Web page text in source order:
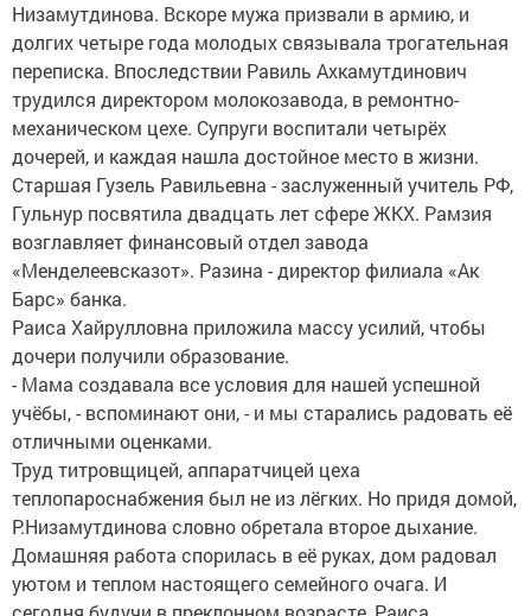
Низамутдинова. Вскоре мужа призвали в армию, и
долгих четыре года молодых связывала трогательная
переписка. Впоследствии Равиль Ахкамутдинович
трудился директором молокозавода, в ремонтно-
механическом цехе. Супруги воспитали четырёх
дочерей, и каждая нашла достойное место в жизни.
Старшая Гузель Равильевна - заслуженный учитель РФ,
Гульнур посвятила двадцать лет сфере ЖКХ. Рамзия
возглавляет финансовый отдел завода
«Менделеевсказот». Разина - директор филиала «Ак
Барс» банка.
Раиса Хайрулловна приложила массу усилий, чтобы
дочери получили образование.
- Мама создавала все условия для нашей успешной
учёбы, - вспоминают они, - и мы старались радовать её
отличными оценками.
Труд титровщицей, аппаратчицей цеха
теплопароснабжения был не из лёгких. Но придя домой,
Р.Низамутдинова словно обретала второе дыхание.
Домашняя работа спорилась в её руках, дом радовал
уютом и теплом настоящего семейного очага. И